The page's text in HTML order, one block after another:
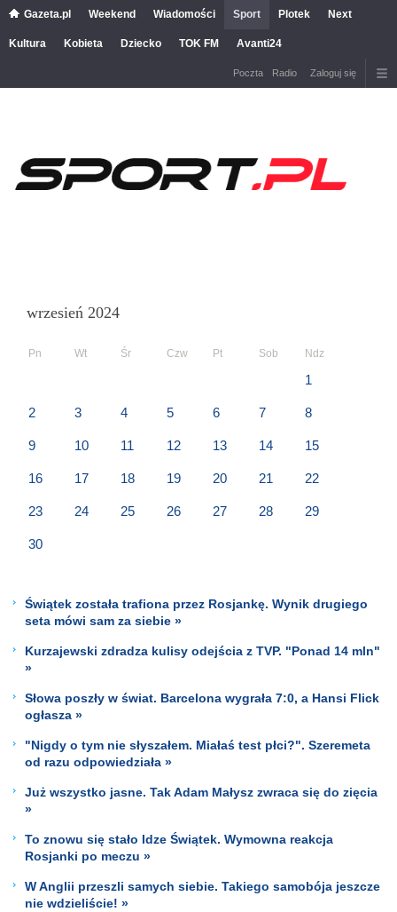
Gazeta.pl Weekend Wiadomości Sport Plotek Next
Kultura Kobieta Dziecko TOK FM Avanti24
Poczta Radio Zaloguj się
wrzesień 2024
Pn Wt Śr Czw Pt Sob Ndz
1
2 3 4 5 6 7 8
9 10 11 12 13 14 15
16 17 18 19 20 21 22
23 24 25 26 27 28 29
30
Świątek została trafiona przez Rosjankę. Wynik drugiego
seta mówi sam za siebie »
Kurzajewski zdradza kulisy odejścia z TVP. "Ponad 14 mln"
»
Słowa poszły w świat. Barcelona wygrała 7:0, a Hansi Flick
ogłasza »
"Nigdy o tym nie słyszałem. Miałaś test płci?". Szeremeta
od razu odpowiedziała »
Już wszystko jasne. Tak Adam Małysz zwraca się do zięcia
»
To znowu się stało Idze Świątek. Wymowna reakcja
Rosjanki po meczu »
W Anglii przeszli samych siebie. Takiego samobója jeszcze
nie wdzieliście! »